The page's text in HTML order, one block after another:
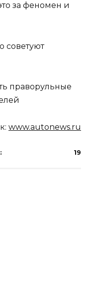
за феномен и
советуют
праворульные
www.autonews.ru
19